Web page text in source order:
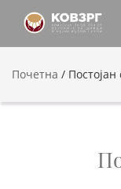
Почетна / Постојан